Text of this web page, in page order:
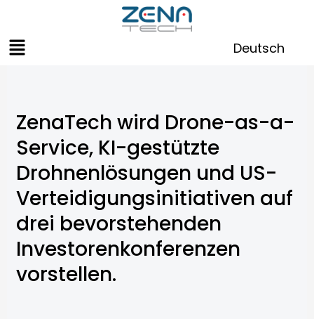
springen
Menü Deutsch
ZenaTech wird Drone-as-a-
Service, KI-gestützte
Drohnenlösungen und US-
Verteidigungsinitiativen auf
drei bevorstehenden
Investorenkonferenzen
vorstellen.